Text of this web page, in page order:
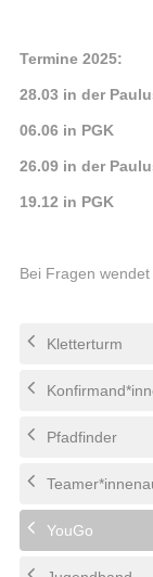
Termine 2025:
28.03 in der
06.06 in PGK
26.09 in der
19.12 in PGK
Bei Fragen
Kletterturm
Pfadfinder
YouGo